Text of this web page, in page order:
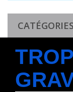
CATÉGORIES